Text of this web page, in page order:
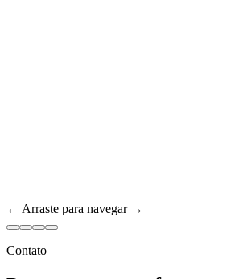
← Arraste para navegar →
Contato